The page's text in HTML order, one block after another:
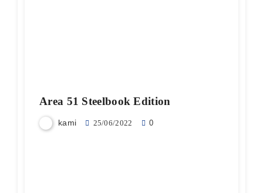
Area 51 Steelbook Edition
kami 25/06/2022 0